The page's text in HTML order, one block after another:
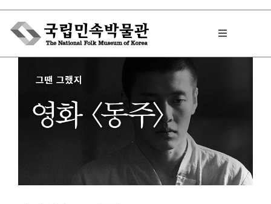
Skip
content
Toggle
박물관에서는
민속이야기